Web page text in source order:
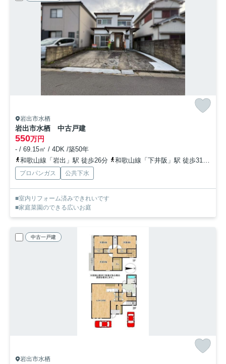
岩出市水栖
岩出市水栖 中古戸建
550万円
- / 69.15㎡ / 4DK /築50年
和歌山線「岩出」駅 徒歩26分
和歌山線「下井阪」駅 徒歩31分
プロパンガス 公共下水
■室内リフォーム済みできれいです
■家庭菜園のできる広いお庭
中古一戸建
岩出市水栖